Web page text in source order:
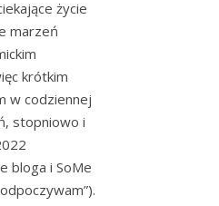
życie
marzeń
krótkim
w codziennej
stopniowo i
bloga i SoMe